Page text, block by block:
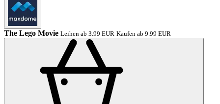
The Lego Movie Leihen ab 3.99 EUR Kaufen ab 9.99 EUR